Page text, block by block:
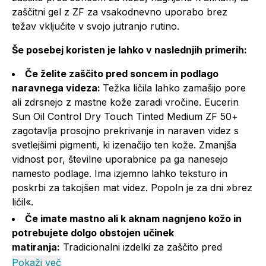
zaščitni gel z ZF za vsakodnevno uporabo brez
težav vključite v svojo jutranjo rutino.
Še posebej koristen je lahko v naslednjih primerih:
Če želite zaščito pred soncem in podlago
naravnega videza: Težka ličila lahko zamašijo pore
ali zdrsnejo z mastne kože zaradi vročine. Eucerin
Sun Oil Control Dry Touch Tinted Medium ZF 50+
zagotavlja prosojno prekrivanje in naraven videz s
svetlejšimi pigmenti, ki izenačijo ten kože. Zmanjša
vidnost por, številne uporabnice pa ga nanesejo
namesto podlage. Ima izjemno lahko teksturo in
poskrbi za takojšen mat videz. Popoln je za dni »brez
ličil«.
Če imate mastno ali k aknam nagnjeno kožo in
potrebujete dolgo obstojen učinek
matiranja: Tradicionalni izdelki za zaščito pred
soncem pogosto pustijo na koži masten film, kar
Pokaži več